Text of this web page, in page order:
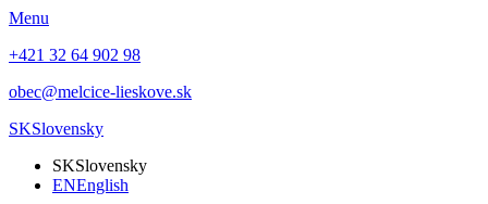
Menu
+421 32 64 902 98
obec@melcice-lieskove.sk
SKSlovensky
SKSlovensky
ENEnglish